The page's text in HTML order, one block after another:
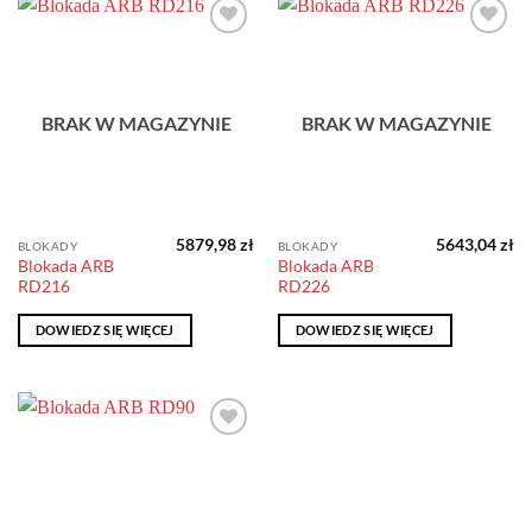
BRAK W MAGAZYNIE
BLOKADY
Blokada ARB
RD216
5879,98zł
DOWIEDZ SIĘ WIĘCEJ
BRAK W MAGAZYNIE
BLOKADY
Blokada ARB
RD226
5643,04zł
DOWIEDZ SIĘ WIĘCEJ